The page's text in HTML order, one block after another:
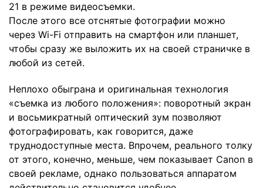
21 в режиме видеосъемки.
После этого все отснятые фотографии можно
через Wi-Fi отправить на смартфон или планшет,
чтобы сразу же выложить их на своей страничке в
любой из сетей.
Неплохо обыграна и оригинальная технология
«съемка из любого положения»: поворотный экран
и восьмикратный оптический зум позволяют
фотографировать, как говорится, даже
труднодоступные места. Впрочем, реального толку
от этого, конечно, меньше, чем показывает Canon в
своей рекламе, однако пользоваться аппаратом